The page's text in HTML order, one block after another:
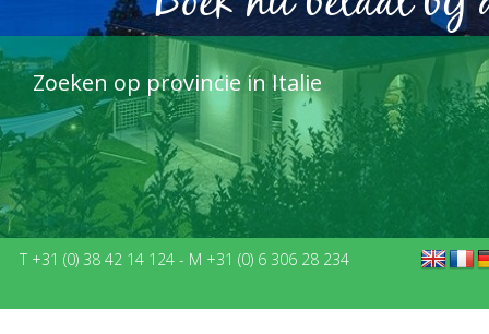
Zoeken op provincie in Italie
T +31 (0) 38 42 14 124 - M +31 (0) 6 306 28 234